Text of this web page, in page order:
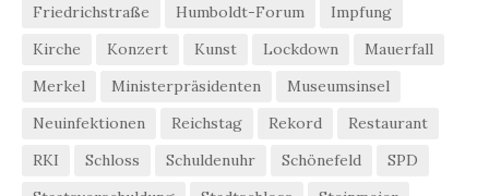
Friedrichstraße
Humboldt-Forum
Impfung
Kirche
Konzert Kunst Lockdown
Mauerfall
Merkel
Ministerpräsidenten
Museumsinsel
Neuinfektionen
Reichstag Rekord
Restaurant
RKI
Schloss Schuldenuhr Schönefeld
SPD